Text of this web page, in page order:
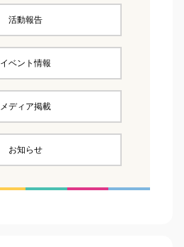
活動報告
イベント情報
メディア掲載
お知らせ